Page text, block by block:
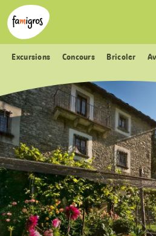
Signets
de
navigation
Header
Logo
Excursions Concours Bricoler